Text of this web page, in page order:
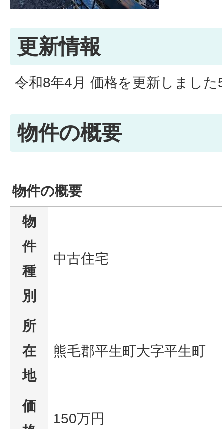
更新情報
令和8年4月 価格を更新しまし
物件の概要
物件の概要
物
件
種
別
中古住宅
所
在
地
熊毛郡平生町大字平生町
価
150万円